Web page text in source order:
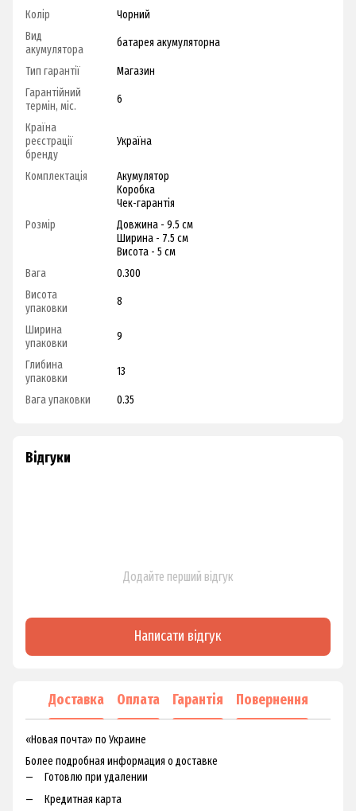
Колір
Чорний
Вид
акумулятора
батарея акумуляторна
Тип гарантії
Магазин
Гарантійний
термін, міс.
6
Країна
реєстрації
бренду
Україна
Комплектація
Акумулятор
Коробка
Чек-гарантія
Розмір
Довжина - 9.5 см
Ширина - 7.5 см
Висота - 5 см
Вага
0.300
Висота
упаковки
8
Ширина
упаковки
9
Глибина
упаковки
13
Вага упаковки 0.35
Відгуки
Додайте перший відгук
Написати відгук
Доставка Оплата Гарантія Повернення
«Новая почта» по Украине
Более подробная информация о доставке
Готовлю при удалении
Кредитная карта